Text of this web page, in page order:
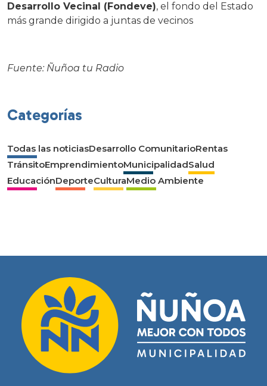
Desarrollo Vecinal (Fondeve), el fondo del Estado
más grande dirigido a juntas de vecinos
Fuente: Ñuñoa tu Radio
Categorías
Todas las noticiasDesarrollo ComunitarioRentas
TránsitoEmprendimientoMunicipalidadSalud
EducaciónDeporteCulturaMedio Ambiente